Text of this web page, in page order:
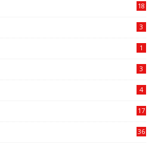
18
3
1
3
4
17
36